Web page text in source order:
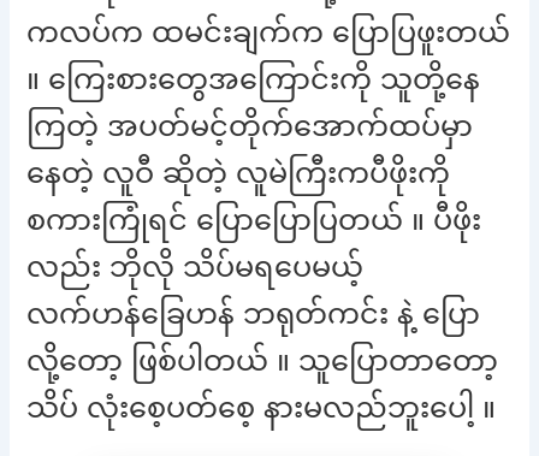
ကလပ်က ထမင်းချက်က ပြောပြဖူးတယ်
။ ကြေးစားတွေအကြောင်းကို သူတို့နေ
ကြတဲ့ အပတ်မင့်တိုက်အောက်ထပ်မှာ
နေတဲ့ လူဝီ ဆိုတဲ့ လူမဲကြီးကပီဖိုးကို
စကားကြုံရင် ပြောပြောပြတယ် ။ ပီဖိုး
လည်း ဘိုလို သိပ်မရပေမယ့်
လက်ဟန်ခြေဟန် ဘရုတ်ကင်း နဲ့ ပြော
လို့တော့ ဖြစ်ပါတယ် ။ သူပြောတာတော့
သိပ် လုံးစေ့ပတ်စေ့ နားမလည်ဘူးပေါ့ ။